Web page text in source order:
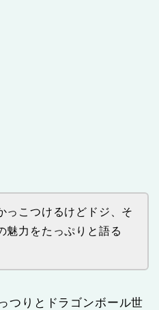
っこつけるけどドジ、そ
魅力をたっぷりと語る
つりとドラゴンボール世